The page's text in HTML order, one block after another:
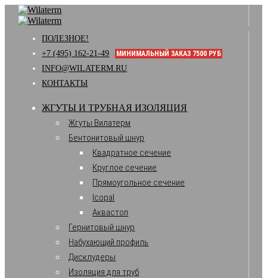
ПОЛЕЗНОЕ!
+7 (495) 162-21-49
МИНИМАЛЬНЫЙ ЗАКАЗ 7500 РУБ
INFO@WILATERM.RU
КОНТАКТЫ
ЖГУТЫ И ТРУБНАЯ ИЗОЛЯЦИЯ
Жгуты Вилатерм
Бентонитовый шнур
Квадратное сечение
Круглое сечение
Прямоугольное сечение
Icopal
Аквастоп
Гернитовый шнур
Набухающий профиль
Дисклудеры
Изоляция для труб